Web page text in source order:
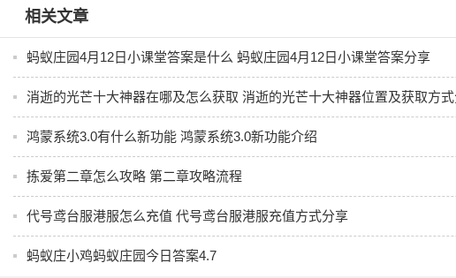
相关文章
蚂蚁庄园4月12日小课堂答案是什么 蚂蚁庄园4月12日小课堂答案分享
消逝的光芒十大神器在哪及怎么获取 消逝的光芒十大神器位置及获取方
鸿蒙系统3.0有什么新功能 鸿蒙系统3.0新功能介绍
拣爱第二章怎么攻略 第二章攻略流程
代号鸢台服港服怎么充值 代号鸢台服港服充值方式分享
蚂蚁庄小鸡蚂蚁庄园今日答案4.7